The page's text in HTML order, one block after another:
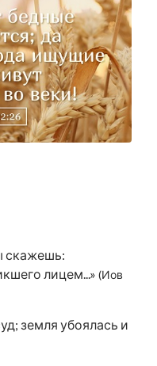
скажешь:
лицем...» (Иов
земля убоялась и